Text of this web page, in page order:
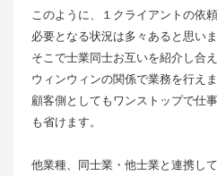
このように、１クライアントの依
必要となる状況は多々あると思いま
そこで士業同士お互いを紹介し合
ウィンウィンの関係で業務を行えま
顧客側としてもワンストップで仕
も省けます。
他業種、同士業・他士業と連携し